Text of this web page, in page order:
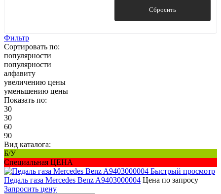
Сбросить
Фильтр
Сортировать по:
популярности
популярности
алфавиту
увеличению цены
уменьшению цены
Показать по:
30
30
60
90
Вид каталога:
Б/У
Специальная ЦЕНА
Быстрый просмотр
Педаль газа Mercedes Benz A9403000004 Цена по запросу
Запросить цену